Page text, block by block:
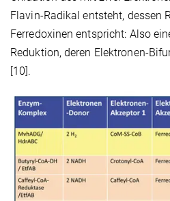
Flavin-Radikal entsteht, dessen
Ferredoxinen entspricht: Also
Reduktion, deren Elektronen-
[10].